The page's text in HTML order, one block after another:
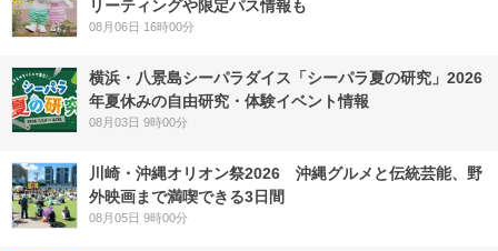
リーティングや限定パス情報も
08月06日 16時00分
横浜・八景島シーパラダイス「シーパラ夏の研究」2026
年夏休みの自由研究・体験イベント情報
08月03日 9時00分
川崎・沖縄オリオン祭2026 沖縄グルメと伝統芸能、野
外映画まで満喫できる3日間
08月05日 9時00分